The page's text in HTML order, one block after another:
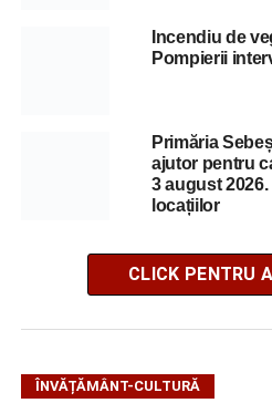
Incendiu de
Pompierii
Primăria
ajutor pentru
3 august
locațiilor
CLICK PENTRU
ÎNVĂȚĂMÂNT-CULTURĂ